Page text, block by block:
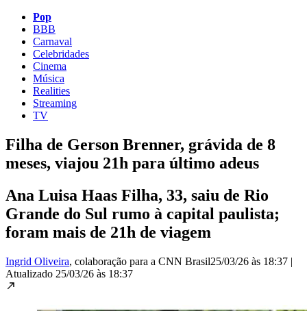
Pop
BBB
Carnaval
Celebridades
Cinema
Música
Realities
Streaming
TV
Filha de Gerson Brenner, grávida de 8
meses, viajou 21h para último adeus
Ana Luisa Haas Filha, 33, saiu de Rio
Grande do Sul rumo à capital paulista;
foram mais de 21h de viagem
Ingrid Oliveira, colaboração para a CNN Brasil25/03/26 às 18:37 |
Atualizado 25/03/26 às 18:37